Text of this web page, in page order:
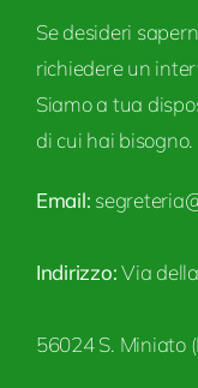
Se desideri
richiedere un
Siamo a tua
di cui hai bisogno.
Email:
Indirizzo:Via
56024 S. Miniato